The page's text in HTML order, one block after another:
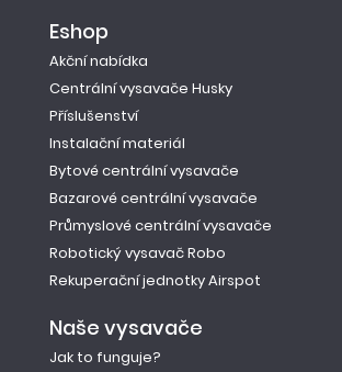
Eshop
Akční nabídka
Centrální vysavače Husky
Příslušenství
Instalační materiál
Bytové centrální vysavače
Bazarové centrální vysavače
Průmyslové centrální vysavače
Robotický vysavač Robo
Rekuperační jednotky Airspot
Naše vysavače
Jak to funguje?